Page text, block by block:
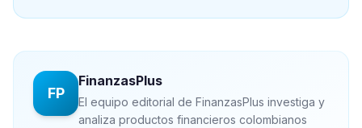
FP
FinanzasPlus
El equipo editorial de FinanzasPlus investiga y
analiza productos financieros colombianos